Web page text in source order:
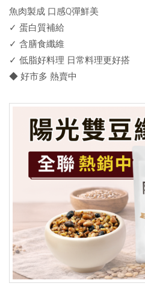
魚肉製成 口感Q彈鮮美
✓ 蛋白質補給
✓ 含膳食纖維
✓ 低脂好料理 日常料理更好搭
◆ 好市多 熱賣中